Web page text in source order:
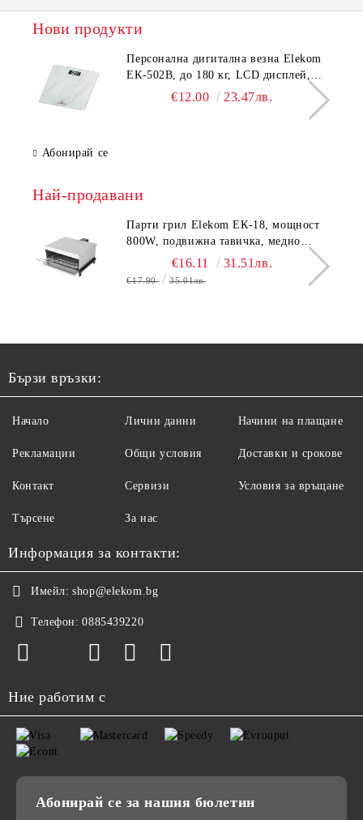
Нови продукти
Персонална дигитална везна Elekom
ЕК-502B, до 180 кг, LCD дисплей,
Темперирано стъкло - 6.0 мм,
€12.00 23.47лв.
Абонирай се
Най-продавани
Парти грил Elekom ЕК-18, мощност
800W, подвижна тавичка, медно
покритие на реотана
€16.11 31.51лв.
€17.90 35.01лв.
Бързи връзки:
Начало
Рекламации
Контакт
Търсене
Лични данни
Общи условия
Сервизи
За нас
Начини на плащане
Доставки и срокове
Условия за връщане
Информация за контакти:
Имейл: shop@elekom.bg
Телефон: 0885439220
Ние работим с
Абонирай се за нашия бюлетин